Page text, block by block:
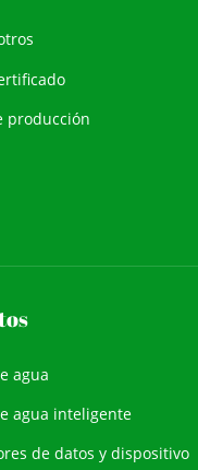
producción
agua
agua inteligente
de datos y dispositivo